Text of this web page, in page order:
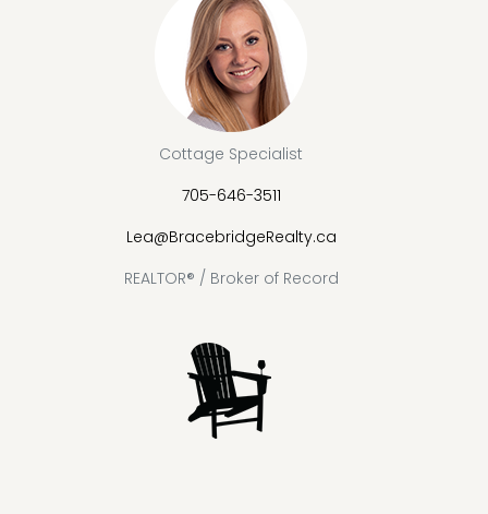
Cottage Specialist
705-646-3511
Lea@BracebridgeRealty.ca
REALTOR® / Broker of Record